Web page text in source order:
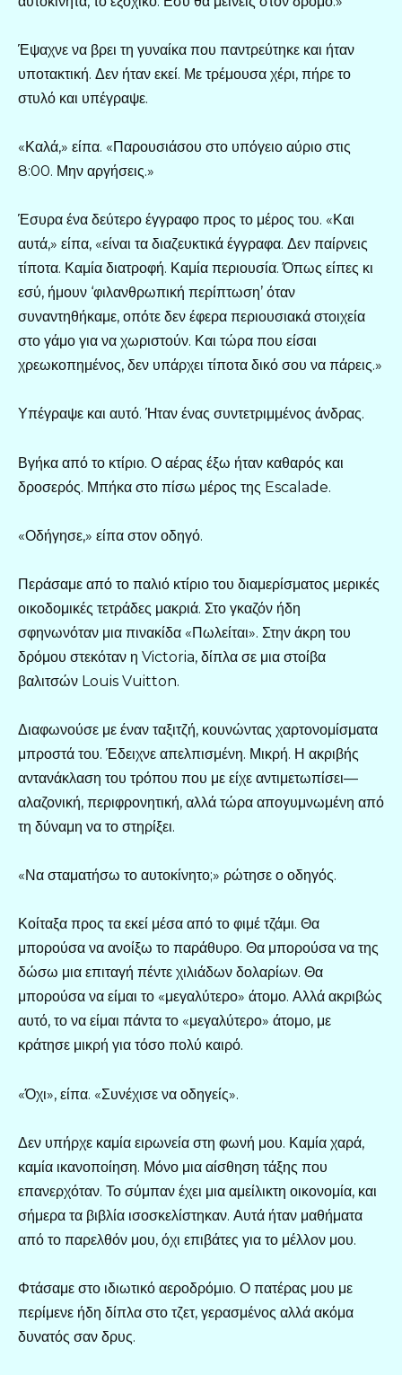
Έψαχνε να βρει τη γυναίκα που παντρεύτηκε και ήταν
υποτακτική. Δεν ήταν εκεί. Με τρέμουσα χέρι, πήρε το
στυλό και υπέγραψε.
«Καλά,» είπα. «Παρουσιάσου στο υπόγειο αύριο στις
8:00. Μην αργήσεις.»
Έσυρα ένα δεύτερο έγγραφο προς το μέρος του. «Και
αυτά,» είπα, «είναι τα διαζευκτικά έγγραφα. Δεν παίρνεις
τίποτα. Καμία διατροφή. Καμία περιουσία. Όπως είπες κι
εσύ, ήμουν ‘φιλανθρωπική περίπτωση’ όταν
συναντηθήκαμε, οπότε δεν έφερα περιουσιακά στοιχεία
στο γάμο για να χωριστούν. Και τώρα που είσαι
χρεωκοπημένος, δεν υπάρχει τίποτα δικό σου να πάρεις.»
Υπέγραψε και αυτό. Ήταν ένας συντετριμμένος άνδρας.
Βγήκα από το κτίριο. Ο αέρας έξω ήταν καθαρός και
δροσερός. Μπήκα στο πίσω μέρος της Escalade.
«Οδήγησε,» είπα στον οδηγό.
Περάσαμε από το παλιό κτίριο του διαμερίσματος μερικές
οικοδομικές τετράδες μακριά. Στο γκαζόν ήδη
σφηνωνόταν μια πινακίδα «Πωλείται». Στην άκρη του
δρόμου στεκόταν η Victoria, δίπλα σε μια στοίβα
βαλιτσών Louis Vuitton.
Διαφωνούσε με έναν ταξιτζή, κουνώντας χαρτονομίσματα
μπροστά του. Έδειχνε απελπισμένη. Μικρή. Η ακριβής
αντανάκλαση του τρόπου που με είχε αντιμετωπίσει—
αλαζονική, περιφρονητική, αλλά τώρα απογυμνωμένη από
τη δύναμη να το στηρίξει.
«Να σταματήσω το αυτοκίνητο;» ρώτησε ο οδηγός.
Κοίταξα προς τα εκεί μέσα από το φιμέ τζάμι. Θα
μπορούσα να ανοίξω το παράθυρο. Θα μπορούσα να της
δώσω μια επιταγή πέντε χιλιάδων δολαρίων. Θα
μπορούσα να είμαι το «μεγαλύτερο» άτομο. Αλλά ακριβώς
αυτό, το να είμαι πάντα το «μεγαλύτερο» άτομο, με
κράτησε μικρή για τόσο πολύ καιρό.
«Όχι», είπα. «Συνέχισε να οδηγείς».
Δεν υπήρχε καμία ειρωνεία στη φωνή μου. Καμία χαρά,
καμία ικανοποίηση. Μόνο μια αίσθηση τάξης που
επανερχόταν. Το σύμπαν έχει μια αμείλικτη οικονομία, και
σήμερα τα βιβλία ισοσκελίστηκαν. Αυτά ήταν μαθήματα
από το παρελθόν μου, όχι επιβάτες για το μέλλον μου.
Φτάσαμε στο ιδιωτικό αεροδρόμιο. Ο πατέρας μου με
περίμενε ήδη δίπλα στο τζετ, γερασμένος αλλά ακόμα
δυνατός σαν δρυς.